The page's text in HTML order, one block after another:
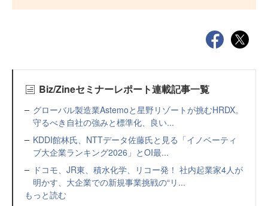
Biz/Zineセミナーレポート連載記事一覧
グローバル製造業Astemoと星野リゾートが挑むHRDX。
守るべき自社の強みと標準化、良い...
KDDI館林氏、NTTデータ佐藤氏と見る「イノベーティ
ブ大企業ランキング2026」とOI最...
ドコモ、JR東、積水化学、リコー発！ 社内起業家4人が
明かす、大企業での新規事業挑戦の“リ...
もっと読む